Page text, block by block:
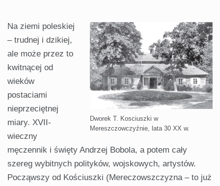
Dworek T. Kosciuszki w
Mereszczowczyźnie, lata 30 XX w.
Na ziemi poleskiej
– trudnej i dzi­kiej,
ale może przez to
kwitnącej od
wieków
postaciami
nieprzeciętnej
mia­ry. XVII-
wieczny
męczennik i święty Andrzej Bobola, a potem cały
szereg wybitnych polityków, wojskowych, artystów.
Począwszy od Kościusz­ki (Mereczowszczyzna – to już